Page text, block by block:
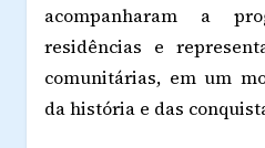
acompanharam a
residências e
comunitárias, em um
da história e das